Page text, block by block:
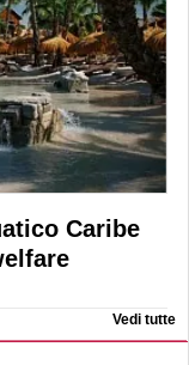
Caribe
Vedi tutte